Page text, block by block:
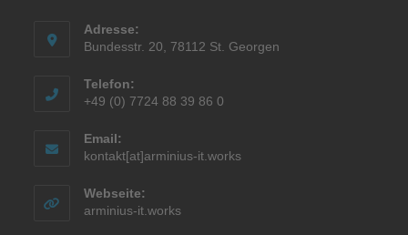
Adresse:
Bundesstr. 20, 78112 St. Georgen
Telefon:
+49 (0) 7724 88 39 86 0
Email:
kontakt[at]arminius-it.works
Webseite:
arminius-it.works